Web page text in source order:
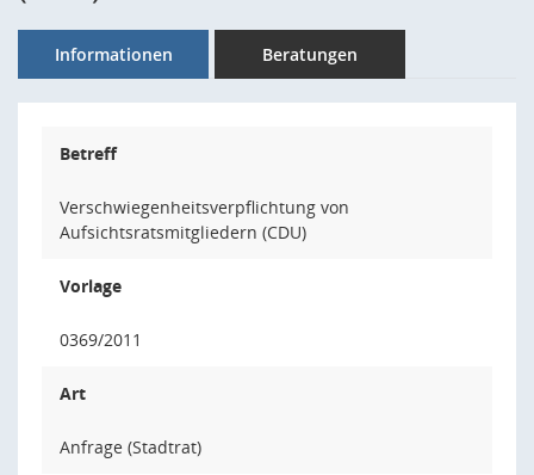
Informationen Beratungen
Betreff
Verschwiegenheitsverpflichtung von
Aufsichtsratsmitgliedern (CDU)
Vorlage
0369/2011
Art
Anfrage (Stadtrat)